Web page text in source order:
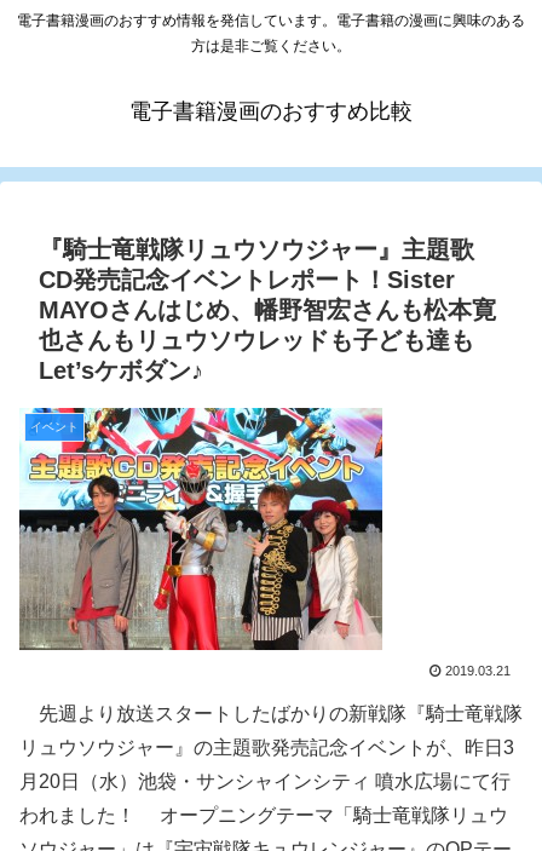
電子書籍漫画のおすすめ情報を発信しています。電子書籍の漫画に興味のある
方は是非ご覧ください。
電子書籍漫画のおすすめ比較
『騎士竜戦隊リュウソウジャー』主題歌
CD発売記念イベントレポート！Sister
MAYOさんはじめ、幡野智宏さんも松本寛
也さんもリュウソウレッドも子ども達も
Let’sケボダン♪
イベント
2019.03.21
先週より放送スタートしたばかりの新戦隊『騎士竜戦隊
リュウソウジャー』の主題歌発売記念イベントが、昨日3
月20日（水）池袋・サンシャインシティ 噴水広場にて行
われました！ オープニングテーマ「騎士竜戦隊リュウ